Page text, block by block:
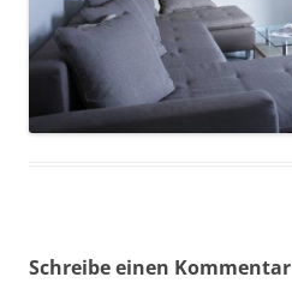
Schreibe einen Kommentar